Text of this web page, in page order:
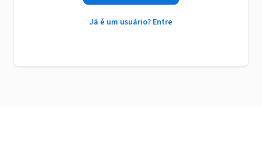
Já é um usuário? Entre